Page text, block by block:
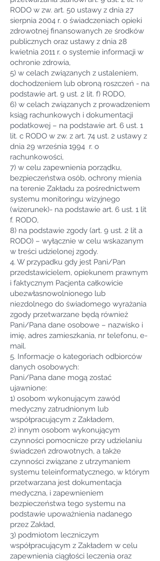
RODO w zw. art. 50 ustawy z dnia 27
sierpnia 2004 r. o świadczeniach opieki
zdrowotnej finansowanych ze środków
publicznych oraz ustawy z dnia 28
kwietnia 2011 r. o systemie informacji w
ochronie zdrowia,
5) w celach związanych z ustaleniem,
dochodzeniem lub obroną roszczeń - na
podstawie art. 9 ust. 2 lit. f) RODO,
6) w celach związanych z prowadzeniem
ksiąg rachunkowych i dokumentacji
podatkowej – na podstawie art. 6 ust. 1
lit. c RODO w zw. z art. 74 ust. 2 ustawy z
dnia 29 września 1994 r. o
rachunkowości,
7) w celu zapewnienia porządku,
bezpieczeństwa osób, ochrony mienia
na terenie Zakładu za pośrednictwem
systemu monitoringu wizyjnego
(wizerunek)- na podstawie art. 6 ust. 1 lit
f. RODO,
8) na podstawie zgody (art. 9 ust. 2 lit a
RODO) – wyłącznie w celu wskazanym
w treści udzielonej zgody.
4. W przypadku gdy jest Pani/Pan
przedstawicielem, opiekunem prawnym
i faktycznym Pacjenta całkowicie
ubezwłasnowolnionego lub
niezdolnego do świadomego wyrażania
zgody przetwarzane będą również
Pani/Pana dane osobowe – nazwisko i
imię, adres zamieszkania, nr telefonu, e-
mail.
5. Informacje o kategoriach odbiorców
danych osobowych:
Pani/Pana dane mogą zostać
ujawnione:
1) osobom wykonującym zawód
medyczny zatrudnionym lub
współpracującym z Zakładem,
2) innym osobom wykonującym
czynności pomocnicze przy udzielaniu
świadczeń zdrowotnych, a także
czynności związane z utrzymaniem
systemu teleinformatycznego, w którym
przetwarzana jest dokumentacja
medyczna, i zapewnieniem
bezpieczeństwa tego systemu na
podstawie upoważnienia nadanego
przez Zakład,
3) podmiotom leczniczym
współpracującym z Zakładem w celu
zapewnienia ciągłości leczenia oraz